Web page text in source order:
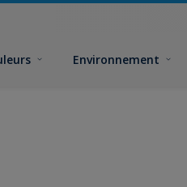
Environnement